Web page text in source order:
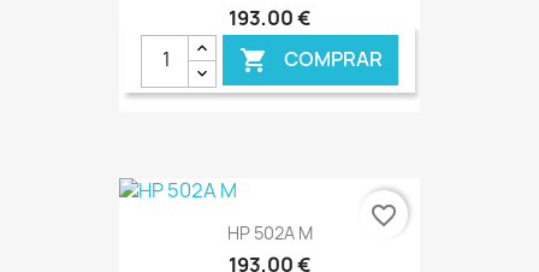
193,00 €
 COMPRAR
€ ONLINE
HP 502A M
193,00 €
favorite_border